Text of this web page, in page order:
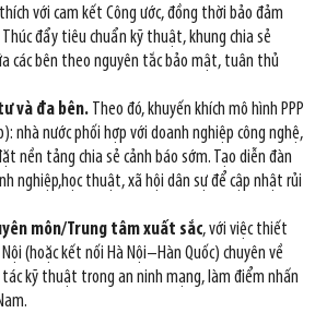
với cam kết Công ước, đồng thời bảo đảm
đẩy tiêu chuẩn kỹ thuật, khung chia sẻ
các bên theo nguyên tắc bảo mật, tuân thủ
và đa bên. Theo đó, khuyến khích mô hình PPP
nhà nước phối hợp với doanh nghiệp công nghệ,
nền tảng chia sẻ cảnh báo sớm. Tạo diễn đàn
nghiệp,học thuật, xã hội dân sự để cập nhật rủi
môn/Trung tâm xuất sắc, với việc thiết
(hoặc kết nối Hà Nội–Hàn Quốc) chuyên về
kỹ thuật trong an ninh mạng, làm điểm nhấn